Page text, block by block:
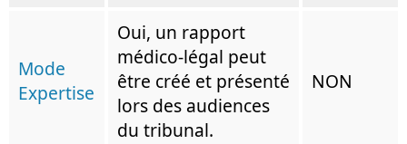
Mode
Expertise
Oui, un rapport
médico-légal peut
être créé et présenté
lors des audiences
du tribunal.
NON